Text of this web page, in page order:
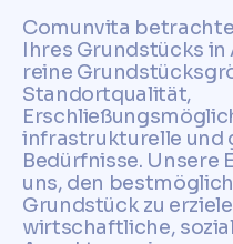
Comunvita
Ihres Grundstücks
reine
Standortqualität,
infrastrukturelle und
Bedürfnisse. Unsere
uns, den
Grundstück zu
wirtschaftliche,